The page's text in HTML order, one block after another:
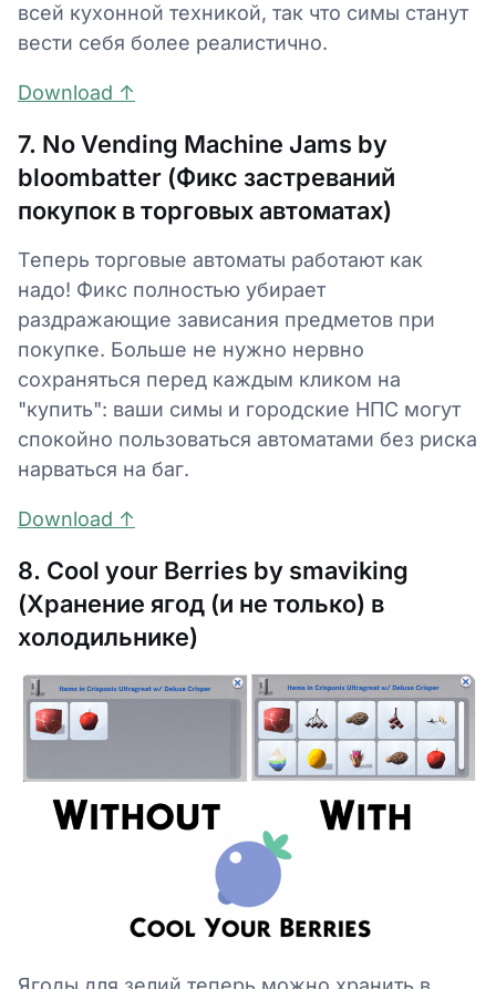
всей кухонной техникой, так что симы станут
вести себя более реалистично.
Download ↑
7. No Vending Machine Jams by
bloombatter (Фикс застреваний
покупок в торговых автоматах)
Теперь торговые автоматы работают как
надо! Фикс полностью убирает
раздражающие зависания предметов при
покупке. Больше не нужно нервно
сохраняться перед каждым кликом на
"купить": ваши симы и городские НПС могут
спокойно пользоваться автоматами без риска
нарваться на баг.
Download ↑
8. Cool your Berries by smaviking
(Хранение ягод (и не только) в
холодильнике)